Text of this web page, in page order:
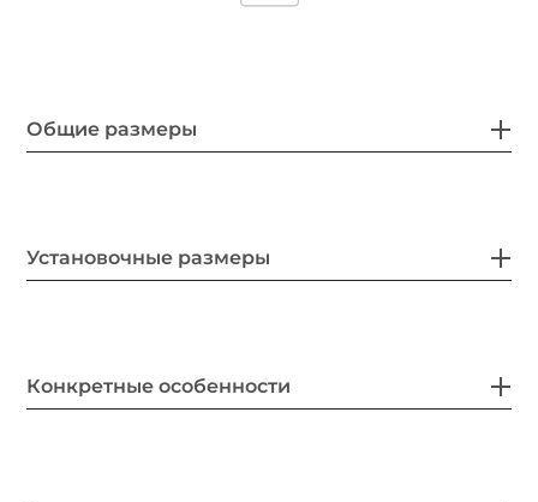
Общие размеры
Установочные размеры
Конкретные особенности